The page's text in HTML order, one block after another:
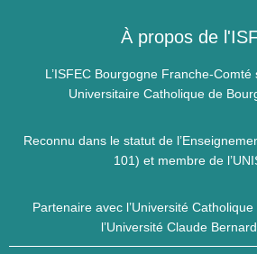
À propos de
L’ISFEC Bourgogne Franche-
Universitaire Catholique de
Reconnu dans le statut de
101) et membre de
Partenaire avec l’Université
l’Université Claude